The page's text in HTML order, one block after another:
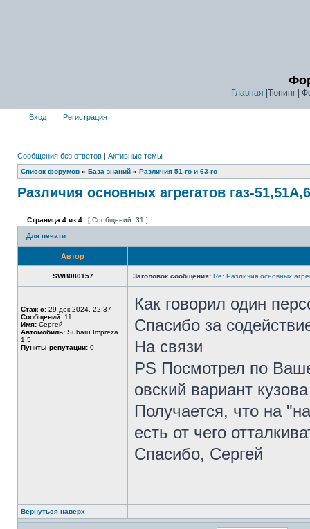
Главная |Тюнинг |
Вход Регистрация
Сообщения без ответов | Активные темы
Список форумов » База знаний » Различия 51-го и 63-го
Различия основных агрегатов газ-
Страница 4 из 4 [ Сообщений: 31 ]
Для печати
Автор
SWB080157 Заголовок сообщения: Re: Различия основных
Стаж с: 29 дек 2024, 22:37
Сообщений: 11
Имя: Сергей
Автомобиль: Subaru Impreza
1,5
Пункты репутации: 0
Как говорил один
Спасибо за
На связи
PS Посмотрел по
овский вариант
Получается, что на
есть от чего
Спасибо, Сергей
Вернуться наверх